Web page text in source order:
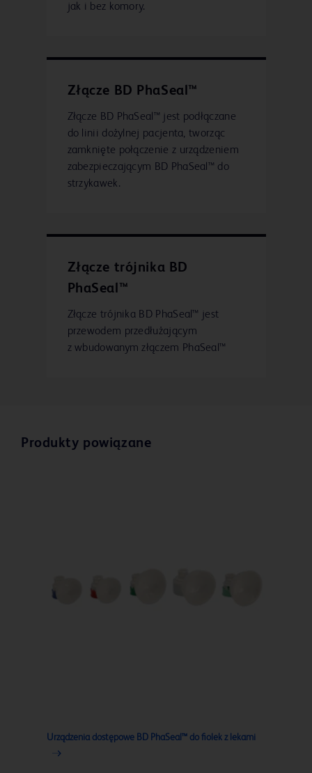
jak i bez komory.
Złącze BD PhaSeal™
Złącze BD PhaSeal™ jest podłączane
do linii dożylnej pacjenta, tworząc
zamknięte połączenie z urządzeniem
zabezpieczającym BD PhaSeal™ do
strzykawek.
Złącze trójnika BD
PhaSeal™
Złącze trójnika BD PhaSeal™ jest
przewodem przedłużającym
z wbudowanym złączem PhaSeal™
Produkty powiązane
Urządzenia dostępowe BD PhaSeal™ do fiolek z lekami